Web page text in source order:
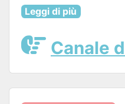
Leggi di più
Canale